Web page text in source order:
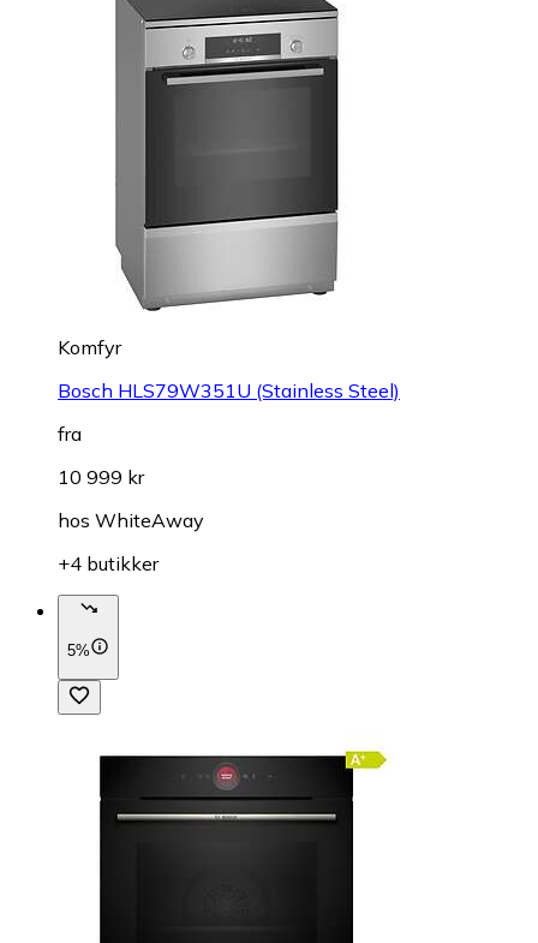
Komfyr
Bosch HLS79W351U (Stainless Steel)
fra
10 999 kr
hos WhiteAway
+4 butikker
5%